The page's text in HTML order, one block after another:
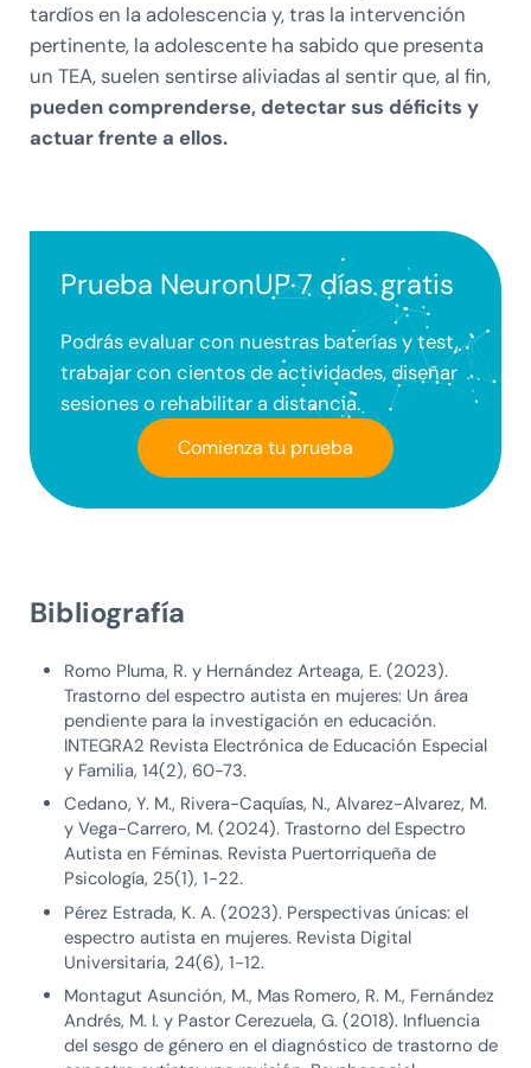
tardíos en la adolescencia y, tras la intervención
pertinente, la adolescente ha sabido que presenta
un TEA, suelen sentirse aliviadas al sentir que, al fin,
pueden comprenderse, detectar sus déficits y
actuar frente a ellos.
Prueba NeuronUP 7 días gratis
Podrás evaluar con nuestras baterías y test,
trabajar con cientos de actividades, diseñar
sesiones o rehabilitar a distancia.
Comienza tu prueba
Bibliografía
Romo Pluma, R. y Hernández Arteaga, E. (2023).
Trastorno del espectro autista en mujeres: Un área
pendiente para la investigación en educación.
INTEGRA2 Revista Electrónica de Educación Especial
y Familia, 14(2), 60-73.
Cedano, Y. M., Rivera-Caquías, N., Alvarez-Alvarez, M.
y Vega-Carrero, M. (2024). Trastorno del Espectro
Autista en Féminas. Revista Puertorriqueña de
Psicología, 25(1), 1-22.
Pérez Estrada, K. A. (2023). Perspectivas únicas: el
espectro autista en mujeres. Revista Digital
Universitaria, 24(6), 1-12.
Montagut Asunción, M., Mas Romero, R. M., Fernández
Andrés, M. I. y Pastor Cerezuela, G. (2018). Influencia
del sesgo de género en el diagnóstico de trastorno de